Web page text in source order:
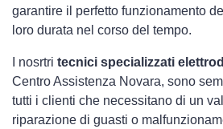
garantire il perfetto funzionamento
loro durata nel corso del tempo.
I nosrtri tecnici specializzati
Centro Assistenza Novara, sono
tutti i clienti che necessitano di un
riparazione di guasti o